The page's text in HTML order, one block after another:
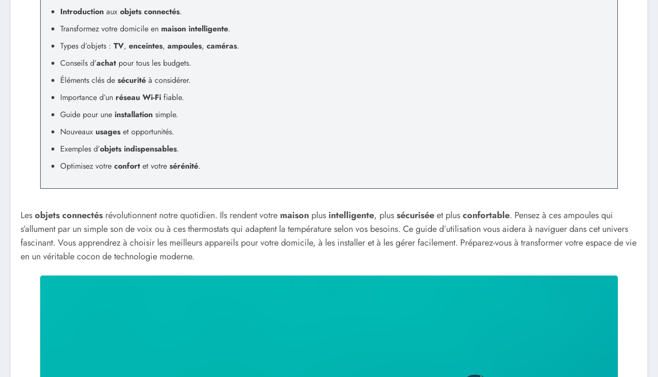
Introduction aux objets connectés.
Transformez votre domicile en maison intelligente.
Types d’objets : TV, enceintes, ampoules, caméras.
Conseils d’achat pour tous les budgets.
Éléments clés de sécurité à considérer.
Importance d’un réseau Wi-Fi fiable.
Guide pour une installation simple.
Nouveaux usages et opportunités.
Exemples d’objets indispensables.
Optimisez votre confort et votre sérénité.
Lesobjets connectés révolutionnent notre quotidien. Ils rendent votre maison plus intelligente, plussécuriséeet plusconfortable. Pensez à ces ampoules qui
s’allument par un simple son de voix ou à ces thermostats qui adaptent la température selon vos besoins. Ce guide d’utilisation vous aidera à naviguer dans cet univers
fascinant. Vous apprendrez à choisir les meilleurs appareils pour votre domicile, à les installer et à les gérer facilement. Préparez-vous à transformer votre espace de vie
en un véritable cocon de technologie moderne.